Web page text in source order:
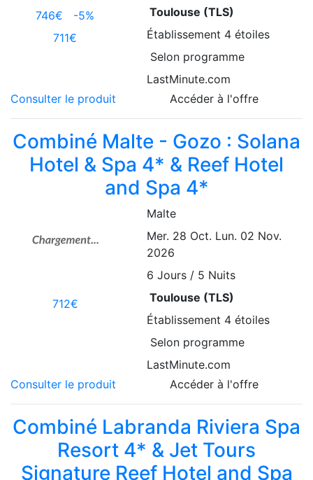
746€ -5%
711€
Toulouse (TLS)
Établissement 4 étoiles
Selon programme
LastMinute.com
Consulter le produit
Accéder à l'offre
Combiné Malte - Gozo : Solana
Hotel & Spa 4* & Reef Hotel
and Spa 4*
712€
Malte
Mer. 28 Oct. Lun. 02 Nov.
2026
6 Jours / 5 Nuits
Toulouse (TLS)
Établissement 4 étoiles
Selon programme
LastMinute.com
Consulter le produit
Accéder à l'offre
Combiné Labranda Riviera Spa
Resort 4* & Jet Tours
Signature Reef Hotel and Spa